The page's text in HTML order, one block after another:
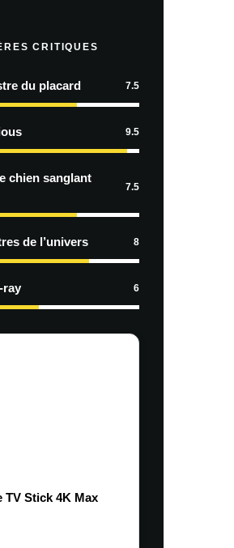
CRITIQUES
du placard 7.5
9.5
chien sanglant
7.5
de l’univers 8
ray 6
TV Stick 4K Max